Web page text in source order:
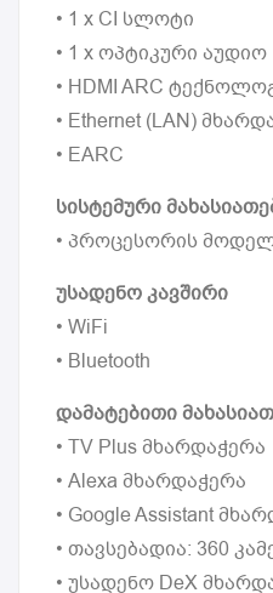
• 1 x CI სლოტი
• 1 x ოპტიკური აუდიო
• HDMI ARC
• Ethernet (LAN)
• EARC
სისტემური
• პროცესორის
უსადენო კავშირი
• WiFi
• Bluetooth
დამატებითი
• TV Plus მხარდაჭერა
• Alexa მხარდაჭერა
• Google Assistant
• თავსებადია: 360
• უსადენო DeX